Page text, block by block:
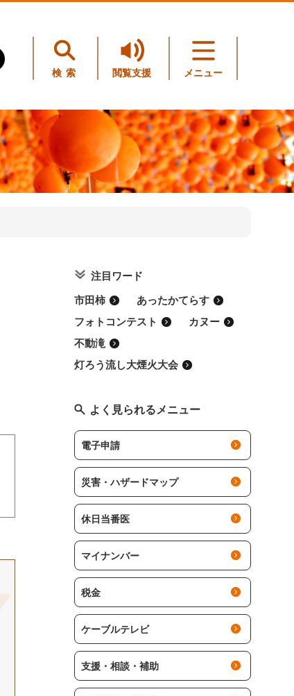
検索 閲覧支援 メニュー
注目ワード
市田柿
あったかてらす
フォトコンテスト
カヌー
不動滝
灯ろう流し大煙火大会
よく見られるメニュー
電子申請
災害・ハザードマップ
休日当番医
マイナンバー
税金
ケーブルテレビ
支援・相談・補助